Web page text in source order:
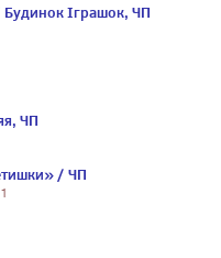
Будинок Iграшок, ЧП
ЧП
/ ЧП